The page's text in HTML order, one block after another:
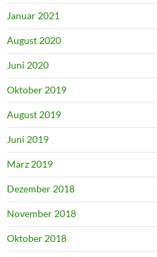
Januar 2021
August 2020
Juni 2020
Oktober 2019
August 2019
Juni 2019
März 2019
Dezember 2018
November 2018
Oktober 2018